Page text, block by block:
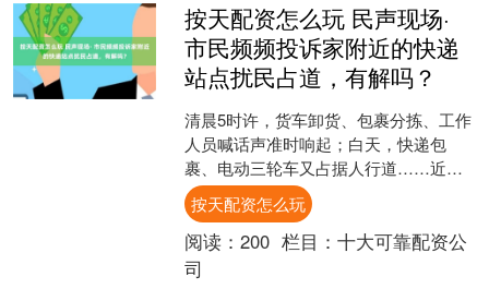
按天配资怎么玩 民声现场·
市民频频投诉家附近的快递
站点扰民占道，有解吗？
清晨5时许，货车卸货、包裹分拣、工作
人员喊话声准时响起；白天，快递包
裹、电动三轮车又占据人行道……近
期，解放日报·上观新闻民声直通车接到
多位市民反映，部分设在居....
按天配资怎么玩
阅读： 200 栏目： 十大可靠配资公
司